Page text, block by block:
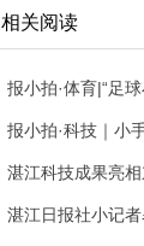
相关阅读
报小拍·体育|“足
报小拍·科技｜小
湛江科技成果亮
湛江日报社小记